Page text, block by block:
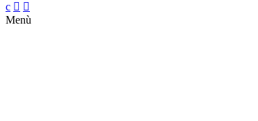
c  
Menù